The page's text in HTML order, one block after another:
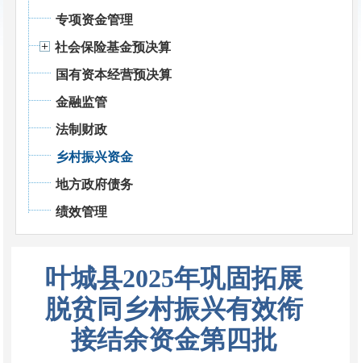
专项资金管理
社会保险基金预决算
国有资本经营预决算
金融监管
法制财政
乡村振兴资金
地方政府债务
绩效管理
叶城县2025年巩固拓展
脱贫同乡村振兴有效衔
接结余资金第四批